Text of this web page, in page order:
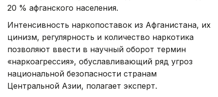
20 % афганского населения.
Интенсивность наркопоставок из Афганистана, их
цинизм, регулярность и количество наркотика
позволяют ввести в научный оборот термин
«наркоагрессия», обуславливающий ряд угроз
национальной безопасности странам
Центральной Азии, полагает эксперт.